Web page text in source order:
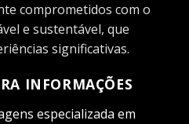
comprometidos com o
e sustentável, que
significativas.
INFORMAÇÕES
especializada em